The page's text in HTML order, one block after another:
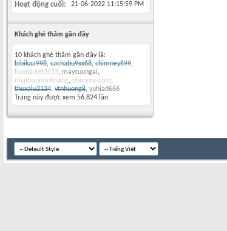
Hoạt động cuối 21-06-2022 11:15:59 PM
Khách ghé thăm gần đây
10 khách ghé thăm gần đây là:
bibikaa998, cachabu9xx68, chimney699,
huongviet3933, maycuungai,
nhathapminhhang, nhonmy-com,
thuxalu2124, vtnhuong8, yuhiad666
Trang này được xem 56,824 lần